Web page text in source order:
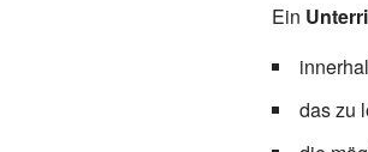
Ein
das zu